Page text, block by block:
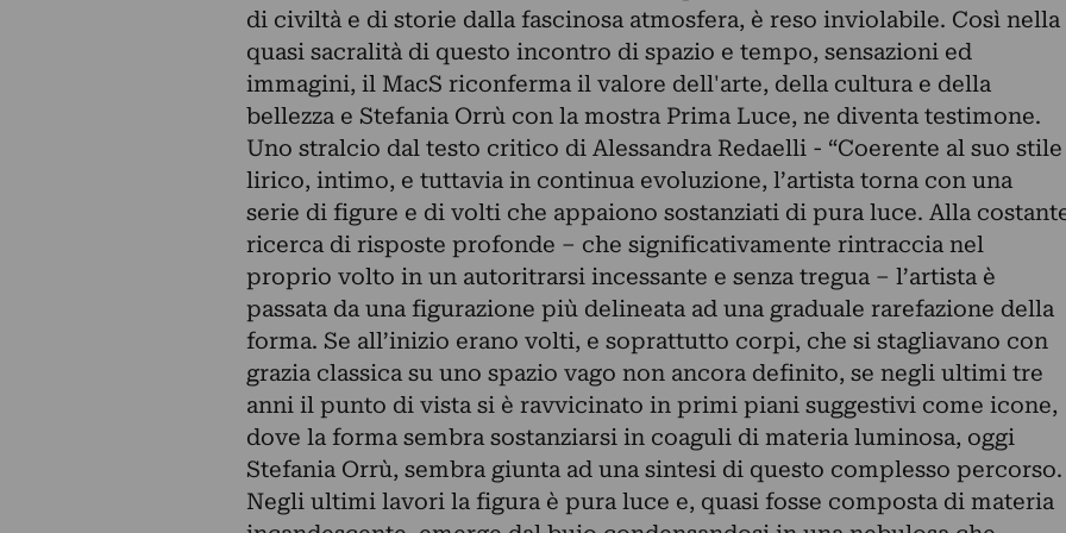
di civiltà e di storie dalla fascinosa atmosfera, è reso inviolabile. Così nella
quasi sacralità di questo incontro di spazio e tempo, sensazioni ed
immagini, il MacS riconferma il valore dell'arte, della cultura e della
bellezza e Stefania Orrù con la mostra Prima Luce, ne diventa testimone.
Uno stralcio dal testo critico di Alessandra Redaelli - “Coerente al suo stile
lirico, intimo, e tuttavia in continua evoluzione, l’artista torna con una
serie di figure e di volti che appaiono sostanziati di pura luce. Alla
ricerca di risposte profonde – che significativamente rintraccia nel
proprio volto in un autoritrarsi incessante e senza tregua – l’artista è
passata da una figurazione più delineata ad una graduale rarefazione della
forma. Se all’inizio erano volti, e soprattutto corpi, che si stagliavano con
grazia classica su uno spazio vago non ancora definito, se negli ultimi tre
anni il punto di vista si è ravvicinato in primi piani suggestivi come icone,
dove la forma sembra sostanziarsi in coaguli di materia luminosa, oggi
Stefania Orrù, sembra giunta ad una sintesi di questo complesso percorso.
Negli ultimi lavori la figura è pura luce e, quasi fosse composta di materia